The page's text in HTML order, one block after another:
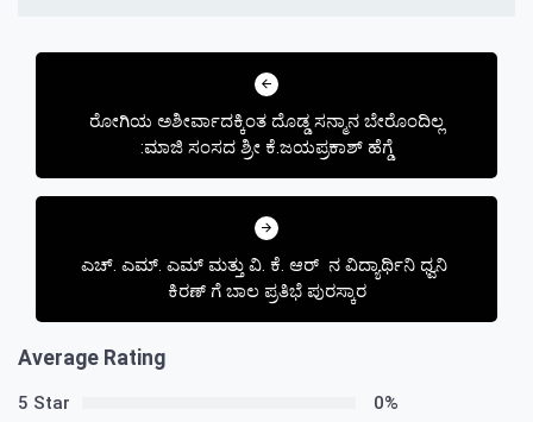
Post
ರೋಗಿಯ ಅಶೀರ್ವಾದಕ್ಕಿಂತ ದೊಡ್ಡ ‌ಸನ್ಮಾನ‌ ಬೇರೊಂದಿಲ್ಲ
:ಮಾಜಿ ಸಂಸದ ಶ್ರೀ ಕೆ.ಜಯಪ್ರಕಾಶ್ ಹೆಗ್ಡೆ
ಎಚ್. ಎಮ್. ಎಮ್ ಮತ್ತು ವಿ. ಕೆ. ಆರ್ ನ ವಿದ್ಯಾರ್ಥಿನಿ ಧ್ವನಿ
ಕಿರಣ್ ಗೆ ಬಾಲ ಪ್ರತಿಭೆ ಪುರಸ್ಕಾರ
Average Rating
5 Star 0%